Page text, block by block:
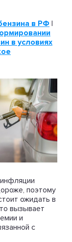
в РФ |
в условиях
поэтому
ожидать в
вызывает
и
с